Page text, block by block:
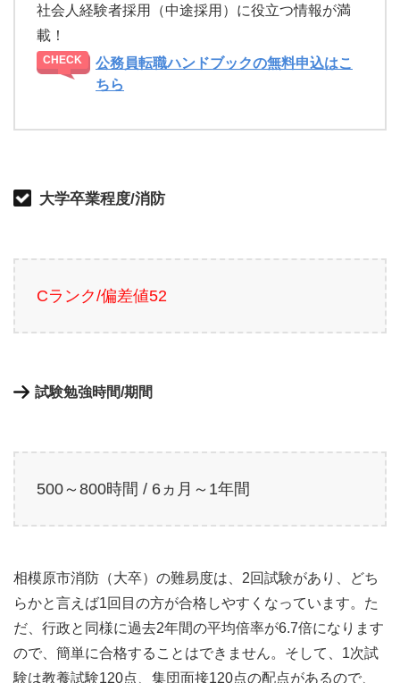
社会人経験者採用（中途採用）に役立つ情報が満
載！
公務員転職ハンドブックの無料申込はこ
ちら
大学卒業程度/消防
Cランク/偏差値52
試験勉強時間/期間
500～800時間 / 6ヵ月～1年間
相模原市消防（大卒）の難易度は、2回試験があり、どち
らかと言えば1回目の方が合格しやすくなっています。た
だ、行政と同様に過去2年間の平均倍率が6.7倍になります
ので、簡単に合格することはできません。そして、1次試
験は教養試験120点、集団面接120点の配点があるので、